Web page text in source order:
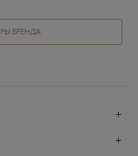
БРЕНДА
города. На сайте
последних показов и